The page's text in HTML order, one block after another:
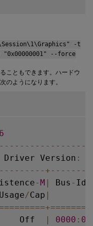
-t
d "0x00000001" --force
こともできます。ハードウ
のようになります。
-- -- -- -- -- -- -- -- --
Driver Version
:
-- -- -- -- -+ -- -- -- --
-M | Bus - Id
Usage/Cap |
======+=======
Off
| 0000 : 00